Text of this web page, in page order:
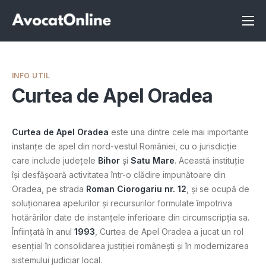
Înscrie-te ca avocat
Servicii
Programeaza consultanta
Intrebari
INFO UTIL
Curtea de Apel Oradea
Curtea de Apel Oradea este una dintre cele mai importante
instanțe de apel din nord-vestul României, cu o jurisdicție
care include județele Bihor și Satu Mare. Această instituție
își desfășoară activitatea într-o clădire impunătoare din
Oradea, pe strada Roman Ciorogariu nr. 12 , și se ocupă de
soluționarea apelurilor și recursurilor formulate împotriva
hotărârilor date de instanțele inferioare din circumscripția sa.
Înființată în anul 1993 , Curtea de Apel Oradea a jucat un rol
esențial în consolidarea justiției românești și în modernizarea
sistemului judiciar local.